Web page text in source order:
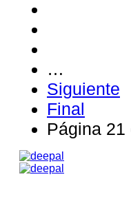
…
Siguiente
Final
Página 21